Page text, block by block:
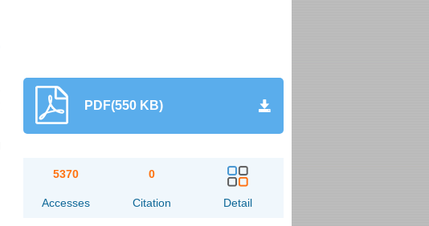
PDF(550 KB)
5370
Accesses
0
Citation Detail